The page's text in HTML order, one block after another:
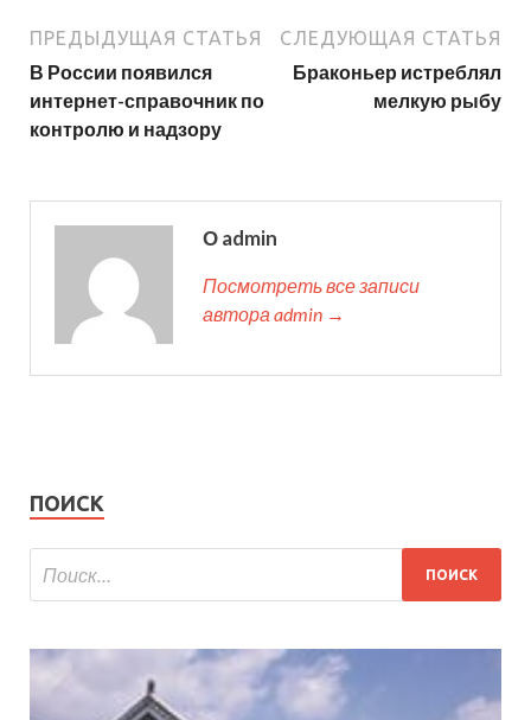
ПРЕДЫДУЩАЯ СТАТЬЯ
В России появился
интернет-справочник по
контролю и надзору
СЛЕДУЮЩАЯ СТАТЬЯ
Браконьер истреблял
мелкую рыбу
О admin
Посмотреть все записи
автора admin →
ПОИСК